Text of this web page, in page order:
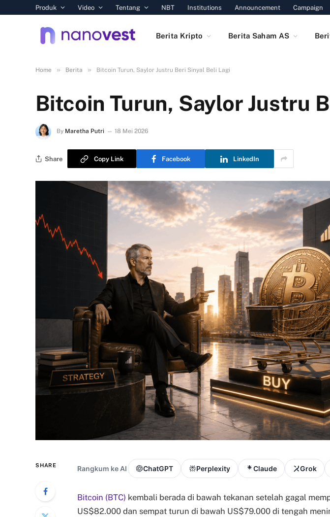
Produk Video Tentang NBT Institutions Announcement Campaign
Berita Kripto Berita Saham AS
Home » Berita » Bitcoin Turun, Saylor Justru Beri Sinyal Beli Lagi
Bitcoin Turun, Saylor Justru
By Maretha Putri 18 Mei 2026
Share Copy Link Facebook LinkedIn
SHARE Rangkum ke AI ChatGPT Perplexity Claude Grok
Bitcoin (BTC) kembali berada di bawah tekanan setelah gagal
US$82.000 dan sempat turun di bawah US$79.000 di tengah